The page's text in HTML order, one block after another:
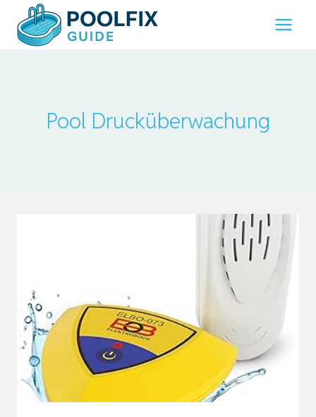
Inhalt
springen
Pool Drucküberwachung